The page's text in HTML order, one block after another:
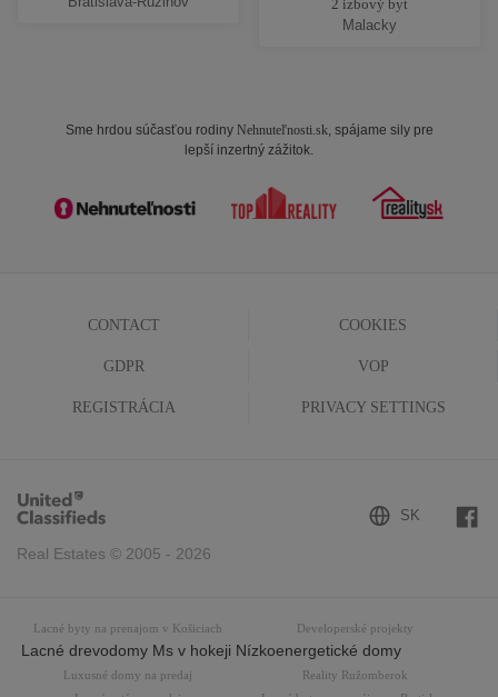
2 izbový byt
Malacky
Sme hrdou súčasťou rodiny Nehnuteľnosti.sk, spájame sily pre
lepší inzertný zážitok.
CONTACT COOKIES
GDPR VOP
REGISTRÁCIA PRIVACY SETTINGS
Real Estates © 2005 - 2026
Lacné byty na prenajom v Košiciach Developerské projekty
Lacné drevodomy Ms v hokeji Nízkoenergetické domy
Luxusné domy na predaj
Reality Ružomberok